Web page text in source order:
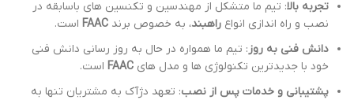
تجربه بالا: تیم ما متشکل از مهندسین و تکنسین های باسابقه در
نصب و راه اندازی انواع راهبند، به خصوص برند FAAC است.
دانش فنی به روز : تیم ما همواره در حال به روز رسانی دانش فنی
خود با جدیدترین تکنولوژی ها و مدل های FAAC است.
پشتیبانی و خدمات پس از نصب: تعهد دژآک به مشتریان تنها به